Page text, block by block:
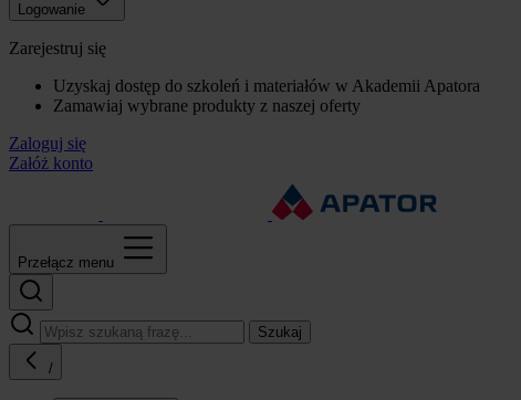
Logowanie
Zarejestruj się
Uzyskaj dostęp do szkoleń i materiałów w Akademii Apatora
Zamawiaj wybrane produkty z naszej oferty
Zaloguj się
Załóż konto
Przełącz menu
Szukaj
/